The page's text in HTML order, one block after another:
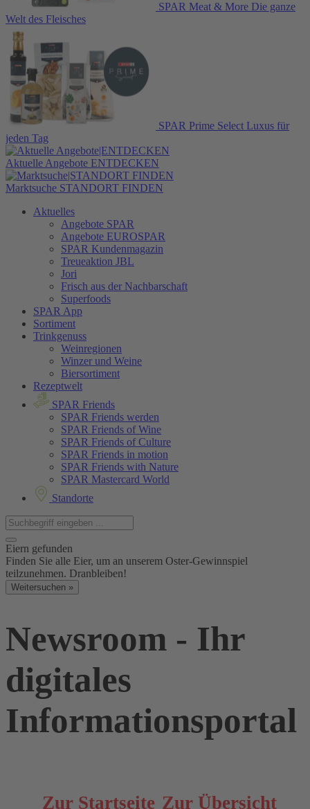
SPAR Meat & More Die ganze
Welt des Fleisches
SPAR Prime Select Luxus für
jeden Tag
Aktuelle Angebote ENTDECKEN
Marktsuche STANDORT FINDEN
Aktuelles
Angebote SPAR
Angebote EUROSPAR
SPAR Kundenmagazin
Treueaktion JBL
Jori
Frisch aus der Nachbarschaft
Superfoods
SPAR App
Sortiment
Trinkgenuss
Weinregionen
Winzer und Weine
Biersortiment
Rezeptwelt
SPAR Friends
SPAR Friends werden
SPAR Friends of Wine
SPAR Friends of Culture
SPAR Friends in motion
SPAR Friends with Nature
SPAR Mastercard World
Standorte
Eiern gefunden
Finden Sie alle Eier, um an unserem Oster-Gewinnspiel
teilzunehmen. Dranbleiben!
Weitersuchen »
Newsroom - Ihr
digitales
Informationsportal
Zur Übersicht
Zur Startseite